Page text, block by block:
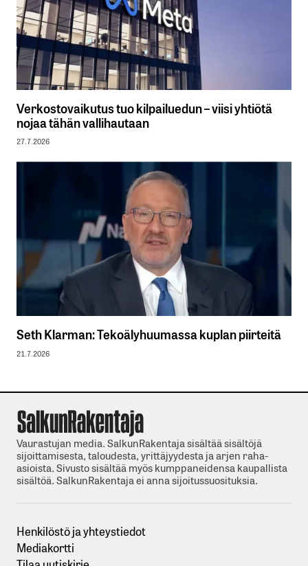
Verkostovaikutus tuo kilpailuedun – viisi yhtiötä
nojaa tähän vallihautaan
27.7.2026
Seth Klarman: Tekoälyhuumassa kuplan piirteitä
21.7.2026
Vaurastujan media. SalkunRakentaja sisältää sisältöjä
sijoittamisesta, taloudesta, yrittäjyydesta ja arjen raha-
asioista. Sivusto sisältää myös kumppaneidensa kaupallista
sisältöä. SalkunRakentaja ei anna sijoitussuosituksia.
Henkilöstö ja yhteystiedot
Mediakortti